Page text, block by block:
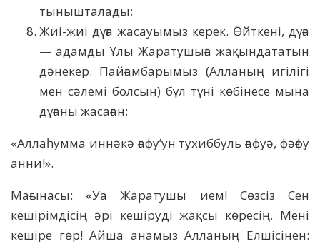
тынышталады;
Жиі-жиі дұға жасауымыз керек. Өйткені, дұға
— адамды Ұлы Жаратушыға жақындататын
дәнекер. Пайғамбарымыз (Алланың игілігі
мен сәлемі болсын) бұл түні көбінесе мына
дұғаны жасаған:
«Аллаһумма иннәкә ғафу’ун тухиббуль ғафуә, фәғфу
анни!».
Мағынасы: «Уа Жаратушы ием! Сөзсіз Сен
кешірімдісің әрі кешіруді жақсы көресің. Мені
кешіре гөр! Айша анамыз Алланың Елшісінен: